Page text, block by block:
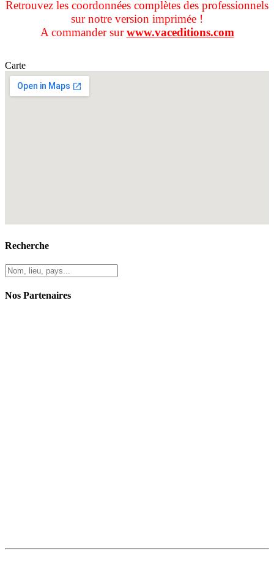
Retrouvez les coordonnées complètes des professionnels
sur notre version imprimée !
A commander surwww.vaceditions.com
Carte
Recherche
Nos Partenaires